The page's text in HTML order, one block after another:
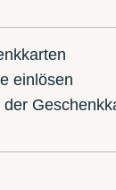
einlösen